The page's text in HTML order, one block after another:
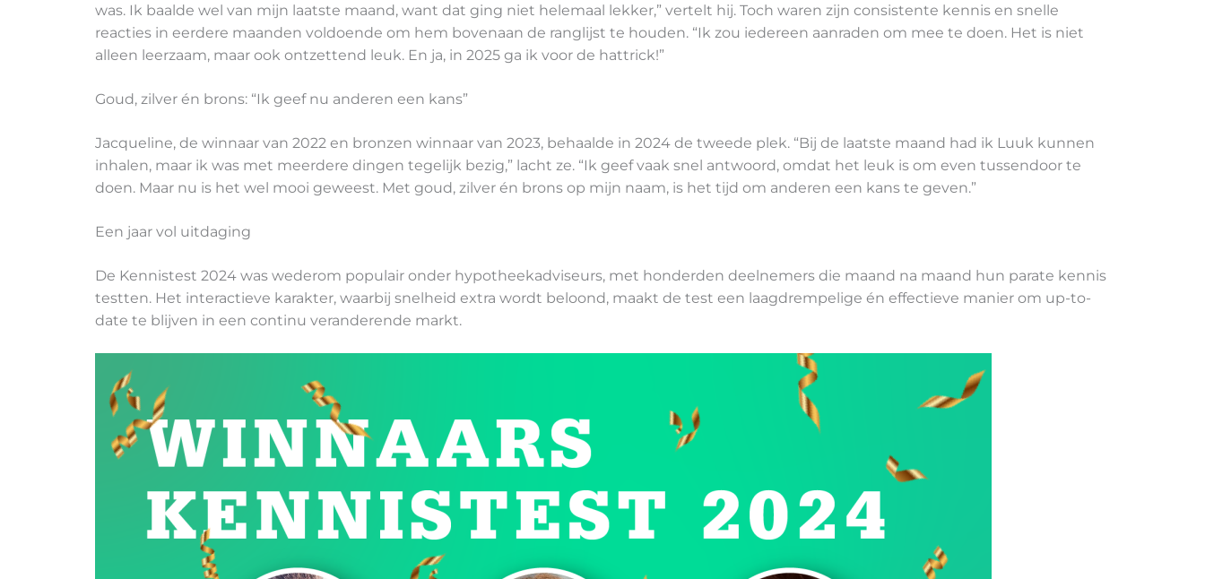
was. Ik baalde wel van mijn laatste maand, want dat ging niet helemaal lekker,” vertelt hij. Toch waren zijn consistente kennis en snelle
reacties in eerdere maanden voldoende om hem bovenaan de ranglijst te houden. “Ik zou iedereen aanraden om mee te doen. Het is niet
alleen leerzaam, maar ook ontzettend leuk. En ja, in 2025 ga ik voor de hattrick!”
Goud, zilver én brons: “Ik geef nu anderen een kans”
Jacqueline, de winnaar van 2022 en bronzen winnaar van 2023, behaalde in 2024 de tweede plek. “Bij de laatste maand had ik Luuk kunnen
inhalen, maar ik was met meerdere dingen tegelijk bezig,” lacht ze. “Ik geef vaak snel antwoord, omdat het leuk is om even tussendoor te
doen. Maar nu is het wel mooi geweest. Met goud, zilver én brons op mijn naam, is het tijd om anderen een kans te geven.”
Een jaar vol uitdaging
De Kennistest 2024 was wederom populair onder hypotheekadviseurs, met honderden deelnemers die maand na maand hun parate kennis
testten. Het interactieve karakter, waarbij snelheid extra wordt beloond, maakt de test een laagdrempelige én effectieve manier om up-to-
date te blijven in een continu veranderende markt.